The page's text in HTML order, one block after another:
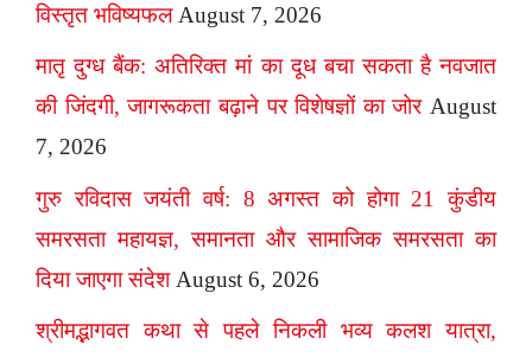
विस्तृत भविष्यफल August 7, 2026
मातृ दुग्ध बैंक: अतिरिक्त मां का दूध बचा सकता है नवजात
की जिंदगी, जागरूकता बढ़ाने पर विशेषज्ञों का जोर August
7, 2026
गुरु रविदास जयंती वर्ष: 8 अगस्त को होगा 21 कुंडीय
समरसता महायज्ञ, समानता और सामाजिक समरसता का
दिया जाएगा संदेश August 6, 2026
श्रीमद्भागवत कथा से पहले निकली भव्य कलश यात्रा,